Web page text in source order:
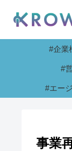
#企業
#
#エー
事業